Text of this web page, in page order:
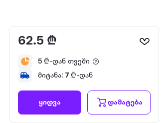
62.5 ₾
5 ₾-დან თვეში
მიტანა: 7 ₾-დან
ყიდვა დამატება